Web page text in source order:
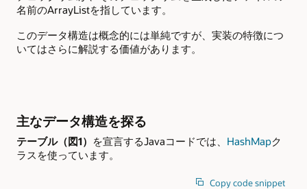
名前のArrayListを指しています。
このデータ構造は概念的には単純ですが、実装の特徴につ
いてはさらに解説する価値があります。
主なデータ構造を探る
テーブル（図1） を宣言するJavaコードでは、 HashMapク
ラスを使っています。
Copy code snippet